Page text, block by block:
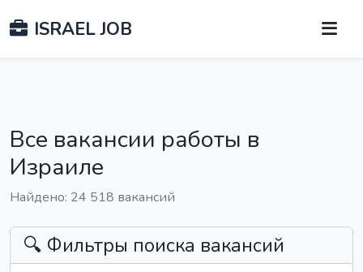
ISRAEL JOB
Все вакансии работы в
Израиле
Найдено: 24 518 вакансий
🔍 Фильтры поиска вакансий